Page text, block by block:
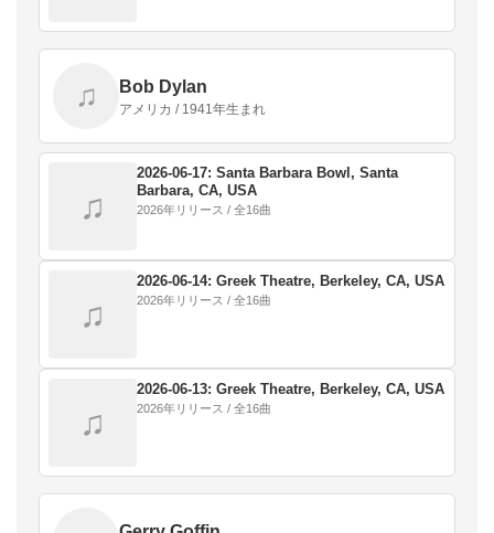
♫ Bob Dylan
アメリカ / 1941年生まれ
♫
2026-06-17: Santa Barbara Bowl, Santa
Barbara, CA, USA
2026年リリース / 全16曲
♫
2026-06-14: Greek Theatre, Berkeley, CA, USA
2026年リリース / 全16曲
♫
2026-06-13: Greek Theatre, Berkeley, CA, USA
2026年リリース / 全16曲